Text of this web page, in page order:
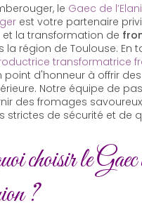
le Gaec de
est votre partenaire
la transformation de
la région de Toulouse. En
transformatrice
point d'honneur à offrir
Notre équipe de
des fromages
strictes de sécurité et de
choisir le Gaec
?